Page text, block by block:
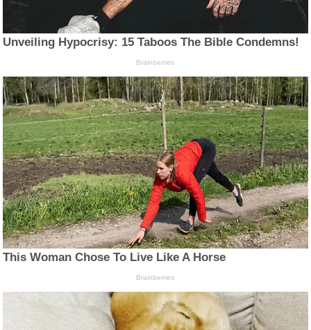
Unveiling Hypocrisy: 15 Taboos The Bible Condemns!
Brainberries
This Woman Chose To Live Like A Horse
Brainberries